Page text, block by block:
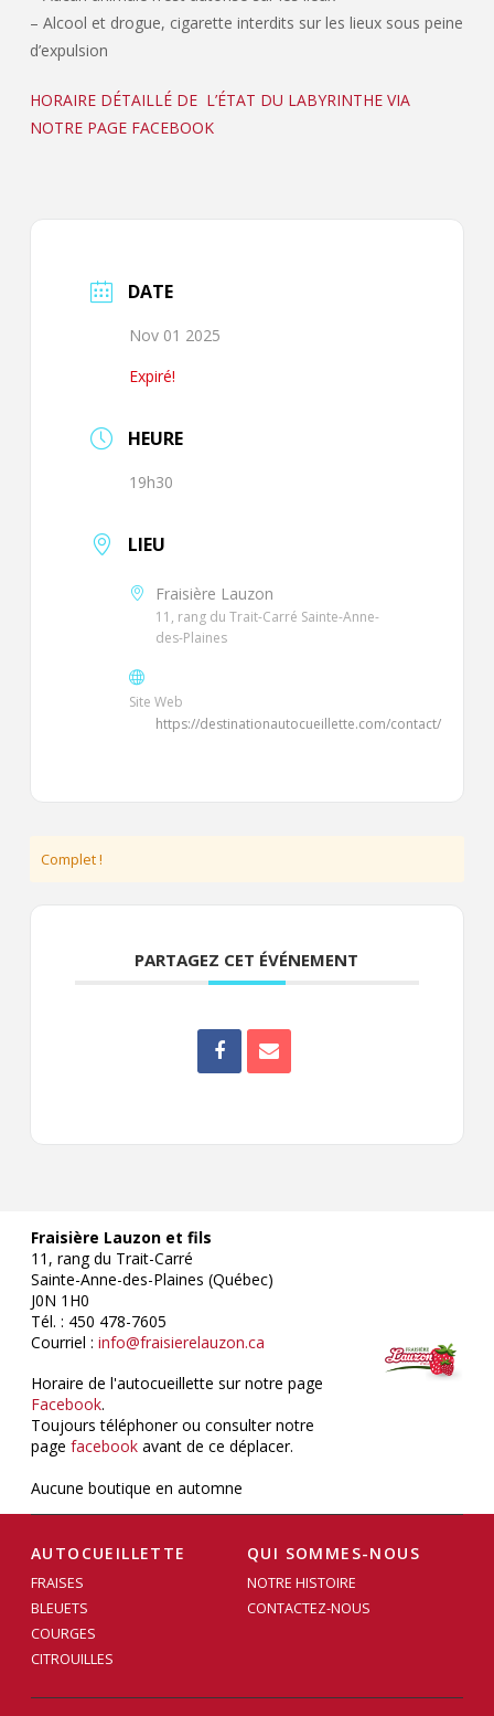
– Alcool et drogue, cigarette interdits sur les lieux sous peine
d’expulsion
HORAIRE DÉTAILLÉ DE L’ÉTAT DU LABYRINTHE VIA
NOTRE PAGE FACEBOOK
DATE
Nov 01 2025
Expiré!
HEURE
19h30
LIEU
Fraisière Lauzon
11, rang du Trait-Carré Sainte-Anne-
des-Plaines
Site Web
https://destinationautocueillette.com/contact/
Complet !
PARTAGEZ CET ÉVÉNEMENT
Fraisière Lauzon et fils
11, rang du Trait-Carré
Sainte-Anne-des-Plaines (Québec)
J0N 1H0
Tél. : 450 478-7605
Courriel : info@fraisierelauzon.ca
Horaire de l'autocueillette sur notre page
Facebook.
Toujours téléphoner ou consulter notre
page facebook avant de ce déplacer.
Aucune boutique en automne
AUTOCUEILLETTE
FRAISES
BLEUETS
COURGES
CITROUILLES
QUI SOMMES-NOUS
NOTRE HISTOIRE
CONTACTEZ-NOUS